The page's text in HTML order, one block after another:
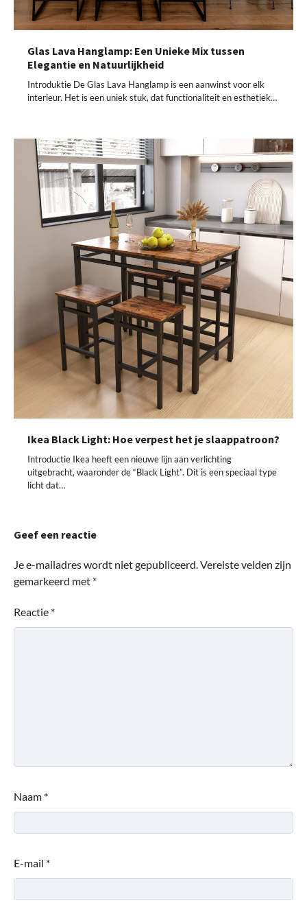
Glas Lava Hanglamp: Een Unieke Mix tussen
Elegantie en Natuurlijkheid
Introduktie De Glas Lava Hanglamp is een aanwinst voor elk
interieur. Het is een uniek stuk, dat functionaliteit en esthetiek…
Ikea Black Light: Hoe verpest het je slaappatroon?
Introductie Ikea heeft een nieuwe lijn aan verlichting
uitgebracht, waaronder de “Black Light”. Dit is een speciaal type
licht dat…
Geef een reactie
Je e-mailadres wordt niet gepubliceerd.Vereiste velden zijn
gemarkeerd met *
Reactie *
Naam *
E-mail *